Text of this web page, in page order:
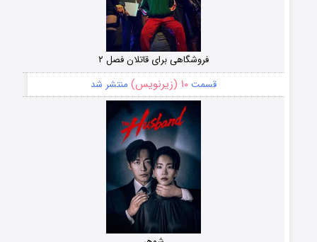
فروشگاهی برای قاتلان فصل ۲
قسمت۱۰ (زیرنویس) منتشر شد